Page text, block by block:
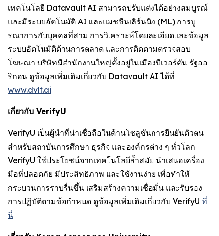
เทคโนโลยี Datavault AI สามารถปรับแต่งได้อย่างสมบูรณ์
และมีระบบอัตโนมัติ AI และแมชชีนเลิร์นนิง (ML) การบู
รณาการกับบุคคลที่สาม การวิเคราะห์โดยละเอียดและข้อมูล
ระบบอัตโนมัติด้านการตลาด และการติดตามตรวจสอบ
โฆษณา บริษัทมีสำนักงานใหญ่ตั้งอยู่ในเมืองบีเวอร์ตัน รัฐออ
ริกอน ดูข้อมูลเพิ่มเติมเกี่ยวกับ Datavault AI ได้ที่
www.dvlt.ai
เกี่ยวกับ VerifyU
VerifyU เป็นผู้นำที่น่าเชื่อถือในด้านโซลูชันการยืนยันตัวตน
สำหรับสถาบันการศึกษา ธุรกิจ และองค์กรต่าง ๆ ทั่วโลก
VerifyU ใช้ประโยชน์จากเทคโนโลยีล้ำสมัย นำเสนอเครื่อง
มือที่ปลอดภัย มีประสิทธิภาพ และใช้งานง่าย เพื่อทำให้
กระบวนการราบรื่นขึ้น เสริมสร้างความเชื่อมั่น และรับรอง
การปฏิบัติตามข้อกำหนด ดูข้อมูลเพิ่มเติมเกี่ยวกับ VerifyU ที่
นี่